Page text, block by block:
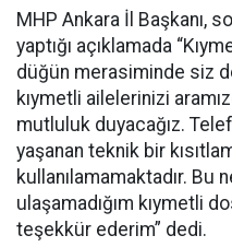
MHP Ankara İl Başkanı,
yaptığı açıklamada
düğün merasiminde siz
kıymetli ailelerinizi
mutluluk duyacağız.
yaşanan teknik bir
kullanılamamaktadır. Bu
ulaşamadığım kıymetli
teşekkür ederim” dedi.